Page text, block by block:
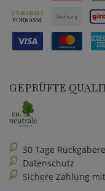
GEPRÜFTE
30 Tage
Datenschutz
Sichere Zahlung